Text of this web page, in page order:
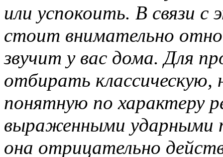
или успокоить. В связи
стоит внимательно
звучит у вас дома. Для
отбирать классическую,
понятную по характеру
выраженными ударными
она отрицательно